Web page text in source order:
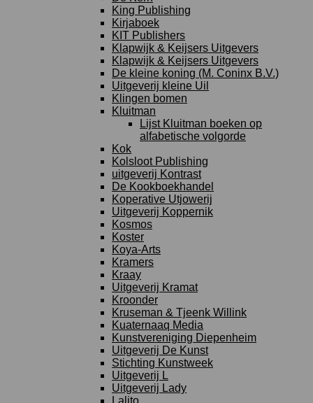
King Publishing
Kirjaboek
KIT Publishers
Klapwijk & Keijsers Uitgevers
Klapwijk & Keijsers Uitgevers
De kleine koning (M. Coninx B.V.)
Uitgeverij kleine Uil
Klingen bomen
Kluitman
Lijst Kluitman boeken op
alfabetische volgorde
Kok
Kolsloot Publishing
uitgeverij Kontrast
De Kookboekhandel
Koperative Utjowerij
Uitgeverij Koppernik
Kosmos
Koster
Koya-Arts
Kramers
Kraay
Uitgeverij Kramat
Kroonder
Kruseman & Tjeenk Willink
Kuaternaaq Media
Kunstvereniging Diepenheim
Uitgeverij De Kunst
Stichting Kunstweek
Uitgeverij L
Uitgeverij Lady
Lalito